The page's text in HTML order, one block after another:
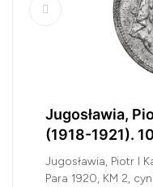
Jugosławia,
(1918-1921).
Jugosławia, Piotr I
Para 1920, KM 2,